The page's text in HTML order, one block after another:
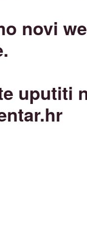
novi
uputiti